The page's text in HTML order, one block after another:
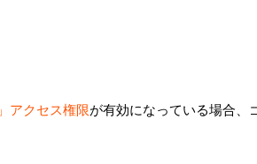
アクセス権限が有効になっている場合、